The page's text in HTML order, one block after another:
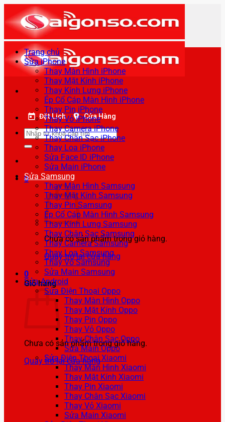
qua
nội
dung
Đặt Lịch Cửa Hàng
Tìm
kiếm:
0
Chưa có sản phẩm trong giỏ hàng.
Quay trở lại cửa hàng
0
Giỏ hàng
Chưa có sản phẩm trong giỏ hàng.
Quay trở lại cửa hàng
Trang chủ
Sửa iPhone
Thay Màn Hình iPhone
Thay Mặt Kính iPhone
Thay Kính Lưng iPhone
Ép Cổ Cáp Màn Hình iPhone
Thay Pin iPhone
Thay Vỏ iPhone
Thay Camera iPhone
Thay Chân Sạc iPhone
Thay Loa iPhone
Sửa Face ID iPhone
Sửa Main iPhone
Sửa Samsung
Thay Màn Hình Samsung
Thay Mặt Kính Samsung
Thay Pin Samsung
Ép Cổ Cáp Màn Hình Samsung
Thay Kính Lưng Samsung
Thay Chân Sạc Samsung
Thay Camera Samsung
Thay Loa Samsung
Thay Vỏ Samsung
Sửa Main Samsung
Sửa Android
Sửa Điện Thoại Oppo
Thay Màn Hình Oppo
Thay Mặt Kính Oppo
Thay Pin Oppo
Thay Vỏ Oppo
Thay Chân Sạc Oppo
Sửa Main Oppo
Sửa Điện Thoại Xiaomi
Thay Màn Hình Xiaomi
Thay Mặt Kính Xiaomi
Thay Pin Xiaomi
Thay Chân Sạc Xiaomi
Thay Vỏ Xiaomi
Sửa Main Xiaomi